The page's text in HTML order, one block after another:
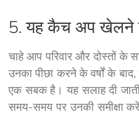
5. यह कैच अप खेलने
चाहे आप परिवार और दोस्तों के
उनका पीछा करने के वर्षों के
एक सबक है। यह सलाह दी
समय-समय पर उनकी समीक्षा